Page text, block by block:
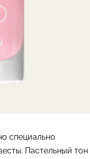
специально
Пастельный тон